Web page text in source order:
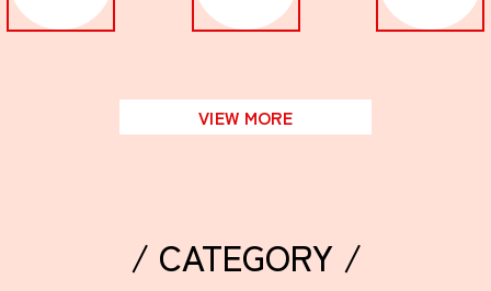
VIEW MORE
/ CATEGORY /